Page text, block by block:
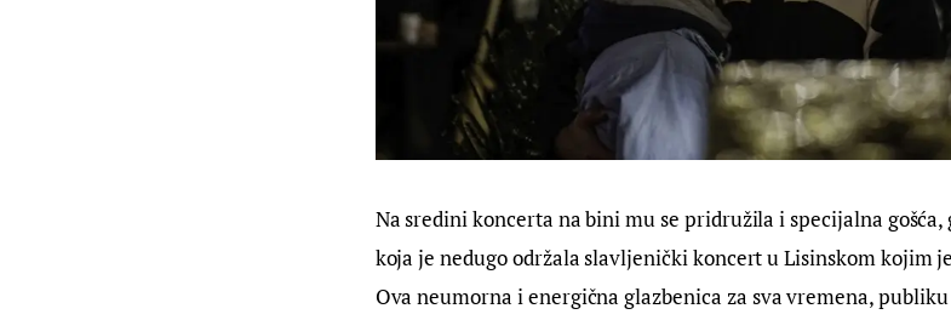
Na sredini koncerta na bini mu se pridružila i specijalna gošća,
koja je nedugo održala slavljenički koncert u Lisinskom kojim
Ova neumorna i energična glazbenica za sva vremena,